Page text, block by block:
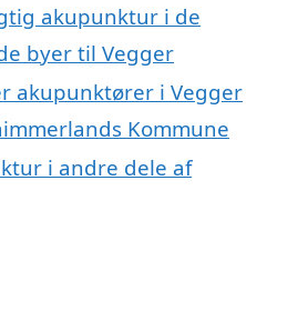
akupunktur i de
byer til Vegger
akupunktører i Vegger
Kommune
i andre dele af